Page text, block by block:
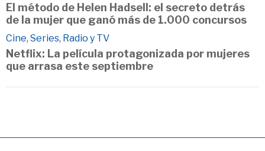
El método de Helen Hadsell: el secreto detrás
de la mujer que ganó más de 1.000 concursos
Cine, Series, Radio y TV
Netflix: La película protagonizada por mujeres
que arrasa este septiembre